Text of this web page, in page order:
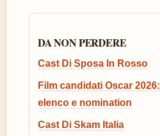
DA NON PERDERE
Cast Di Sposa In Rosso
Film candidati Oscar 2026:
elenco e nomination
Cast Di Skam Italia